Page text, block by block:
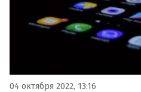
04 октября 2022, 13:16